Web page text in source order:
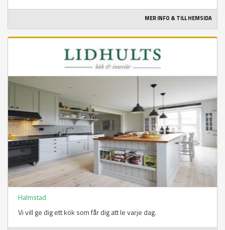
MER INFO & TILL HEMSIDA
Halmstad
Vi vill ge dig ett kök som får dig att le varje dag.